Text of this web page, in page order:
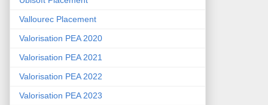
Vallourec Placement
Valorisation PEA 2020
Valorisation PEA 2021
Valorisation PEA 2022
Valorisation PEA 2023